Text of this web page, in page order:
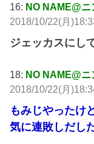
16: NO NAME@ニ
2018/10/22(月
ジェッカスにし
18: NO NAME@ニ
2018/10/22(月
もみじやったけ
気に連敗しだし